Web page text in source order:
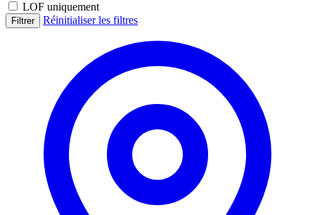
LOF uniquement
Filtrer Réinitialiser les filtres